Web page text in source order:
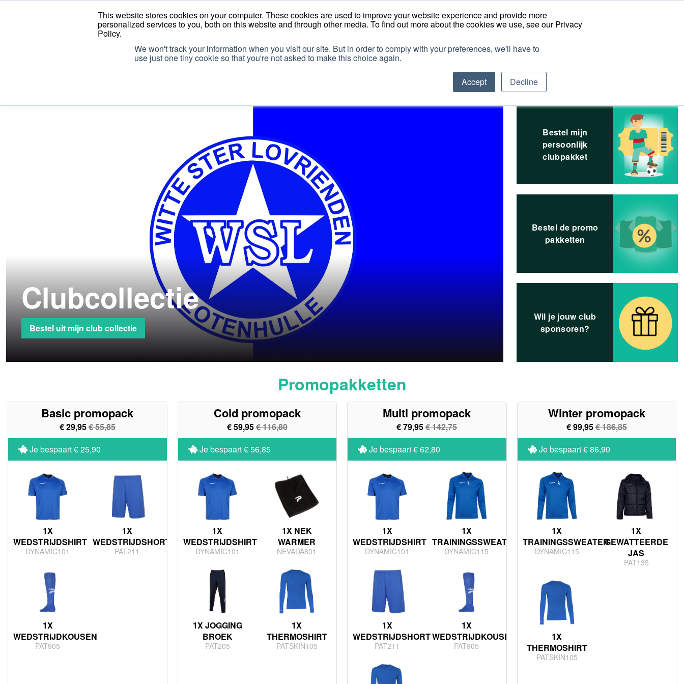
This website stores cookies on your computer. These cookies are used to improve your website experience and provide more
personalized services to you, both on this website and through other media. To find out more about the cookies we use, see our Privacy
Policy.
We won't track your information when you visit our site. But in order to comply with your preferences, we'll have to
use just one tiny cookie so that you're not asked to make this choice again.
Accept Decline
Clubcollectie Mijn pakket Promopakketten Patrick collectie Promoties
Clubcollectie
Bestel uit mijn club collectie
Bestel mijn
persoonlijk
clubpakket
Bestel de promo
pakketten
Wil je jouw club
sponsoren?
Promopakketten
Basic promopack
€ 29,95€ 55,85
Je bespaart€ 25,90
1X
WEDSTRIJDSHIRT
DYNAMIC101
1X
WEDSTRIJDSHORT
PAT211
1X
WEDSTRIJDKOUSEN
PAT905
Cold promopack
€ 59,95€ 116,80
Je bespaart€ 56,85
1X
WEDSTRIJDSHIRT
DYNAMIC101
1X NEK
WARMER
NEVADA801
1X JOGGING
BROEK
PAT205
1X
THERMOSHIRT
PATSKIN105
Multi promopack
€ 79,95€ 142,75
Je bespaart€ 62,80
1X
WEDSTRIJDSHIRT
DYNAMIC101
1X
TRAININGSSWEATER
DYNAMIC115
1X
WEDSTRIJDSHORT
PAT211
1X
WEDSTRIJDKOUSEN
PAT905
Winter promopack
€ 99,95€ 186,85
Je bespaart€ 86,90
1X
TRAININGSSWEATER
DYNAMIC115
1X
GEWATTEERDE
JAS
PAT135
1X
THERMOSHIRT
PATSKIN105